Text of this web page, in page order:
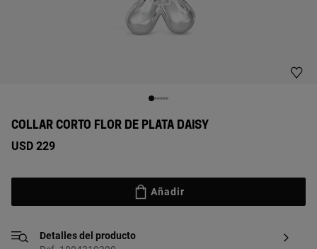
COLLAR CORTO FLOR DE PLATA DAISY
USD 229
Añadir
Detalles del producto